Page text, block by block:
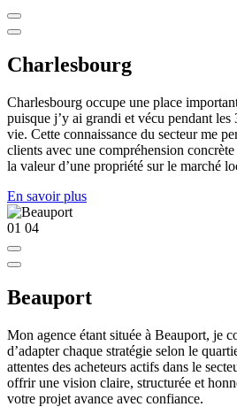
Charlesbourg
Charlesbourg occupe une place
puisque j’y ai grandi et vécu pendant les
vie. Cette connaissance du secteur me
clients avec une compréhension
la valeur d’une propriété sur le marché
En savoir plus
01 04
Beauport
Mon agence étant située à Beauport, je
d’adapter chaque stratégie selon le
attentes des acheteurs actifs dans le
offrir une vision claire, structurée et
votre projet avance avec confiance.